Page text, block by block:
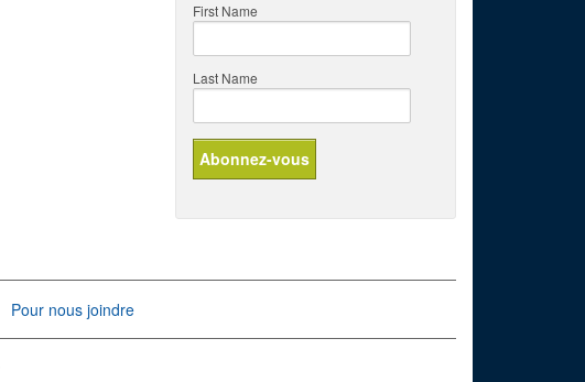
First Name
Last Name
Pour nous joindre